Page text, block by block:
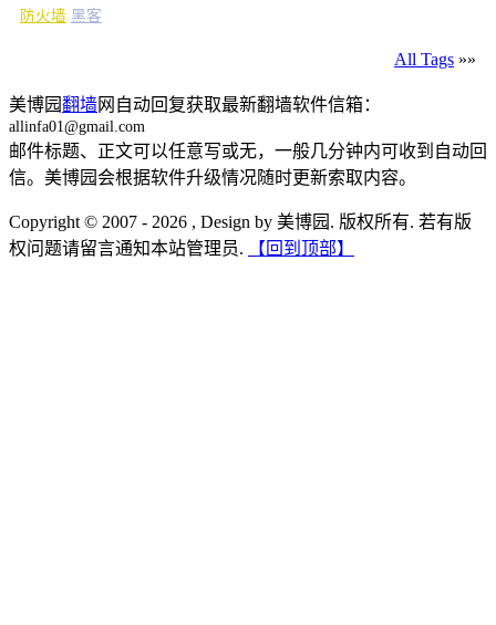
防火墙 黑客
All Tags »»
美博园翻墙网自动回复获取最新翻墙软件信箱：
allinfa01@gmail.com
邮件标题、正文可以任意写或无，一般几分钟内可收到自动回
信。美博园会根据软件升级情况随时更新索取内容。
Copyright © 2007 - 2026 , Design by 美博园. 版权所有. 若有版
权问题请留言通知本站管理员.
【回到顶部】